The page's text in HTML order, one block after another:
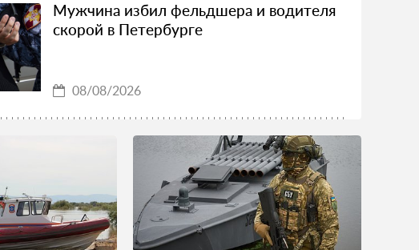
Мужчина избил фельдшера и водителя
скорой в Петербурге
08/08/2026